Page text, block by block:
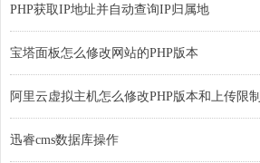
PHP获取IP地址并自动查询IP归属地
宝塔面板怎么修改网站的PHP版本
阿里云虚拟主机怎么修改PHP版本和上传限制
迅睿cms数据库操作